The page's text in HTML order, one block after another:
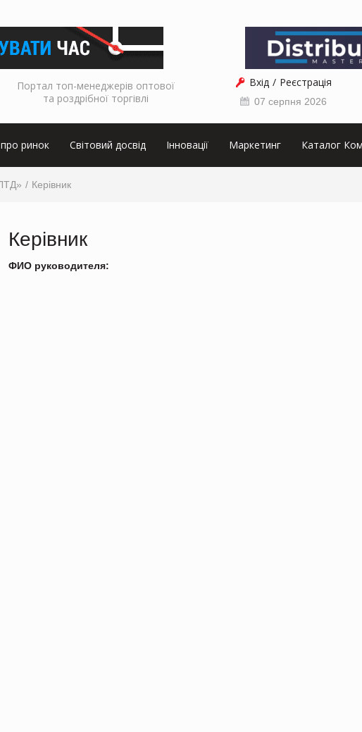
Портал топ-менеджерів оптової
та роздрібної торгівлі
Вхід Реєстрація
07 серпня 2026
ринок Світовий досвід Інновації Маркетинг Каталог
Керівник
Керівник
ФИО руководителя: